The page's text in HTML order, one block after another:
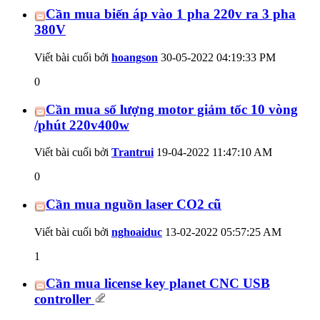
Cần mua biến áp vào 1 pha 220v ra 3 pha
380V
Viết bài cuối bởi hoangson 30-05-2022 04:19:33 PM
0
Cần mua số lượng motor giảm tốc 10 vòng
/phút 220v400w
Viết bài cuối bởi Trantrui 19-04-2022 11:47:10 AM
0
Cần mua nguồn laser CO2 cũ
Viết bài cuối bởi nghoaiduc 13-02-2022 05:57:25 AM
1
Cần mua license key planet CNC USB
controller